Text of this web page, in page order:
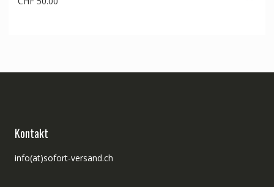
Kontakt
info(at)sofort-versand.ch